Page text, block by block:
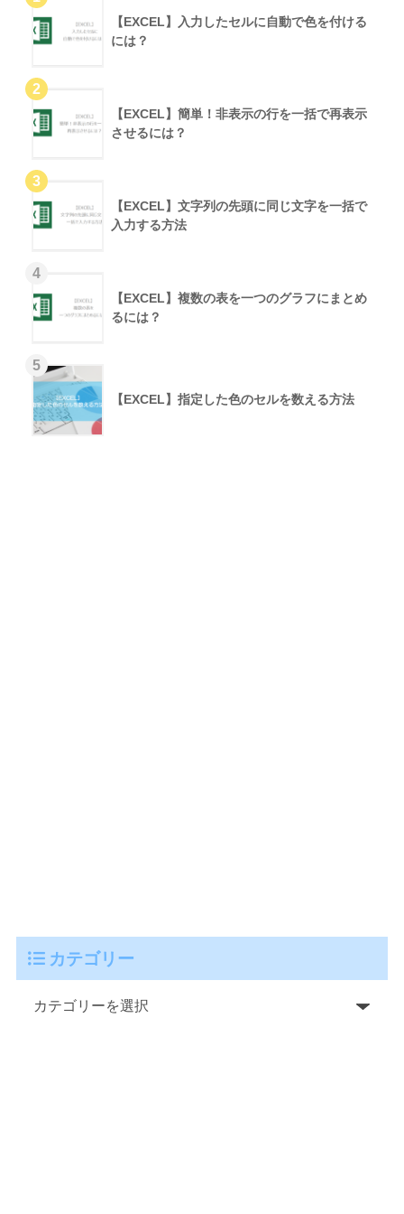
【EXCEL】入力したセルに自動で色を付ける
には？
【EXCEL】簡単！非表示の行を一括で再表示
させるには？
【EXCEL】文字列の先頭に同じ文字を一括で
入力する方法
【EXCEL】複数の表を一つのグラフにまとめ
るには？
【EXCEL】指定した色のセルを数える方法
カテゴリー